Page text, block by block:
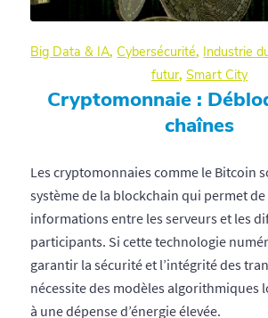
Big Data & IA,Cybersécurité, Industrie
futur, Smart City
Cryptomonnaie :
chaînes
Les cryptomonnaies comme le Bitcoin
système de la blockchain qui permet
informations entre les serveurs et les
participants. Si cette technologie
garantir la sécurité et l’intégrité des
nécessite des modèles algorithmiques
à une dépense d’énergie élevée.